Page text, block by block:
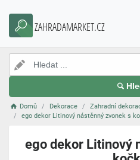
ZAHRADAMARKET.CZ
Domů Dekorace
Zahradní
ego dekor Litinový nástěnný zvonek s
ego dekor Litinový